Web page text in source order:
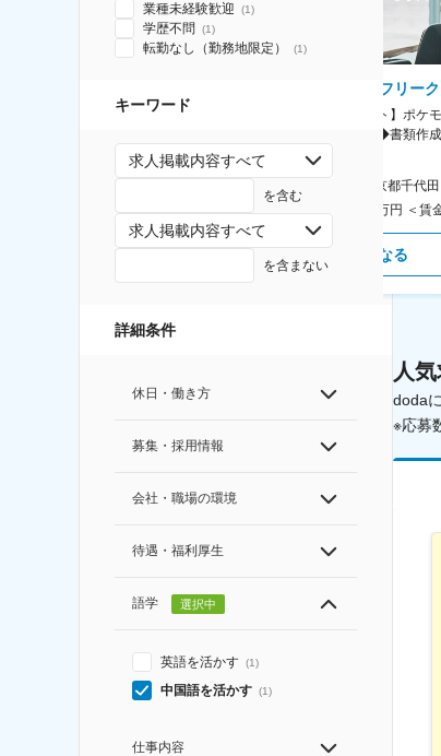
業種未経験歓迎 (1)
学歴不問 (1)
転勤なし（勤務地限定） (1)
キーワード
求人掲載内容すべて
を含む
求人掲載内容すべて
を含まない
詳細条件
休日・働き方
募集・採用情報
会社・職場の環境
待遇・福利厚生
語学 選択中
英語を活かす (1)
中国語を活かす (1)
仕事内容
【横浜※一般職/転勤なし】庶
やDXに向けたシステム利用等～
400万円～550万円 ＜賃金形態＞ 月給制 固定給＋業績給 ＜賃金内訳＞ 月額（基本給）：230,000円～280,000円 ＜月給＞ 230,000円～280,000円 ＜昇給有無＞ 有 ＜残業手当＞ 有 ＜給与補足＞ ※上記はあくまで最低保証額です。実際にはこれまでの経験やスキルを考慮の上、決定します。 年収には残業代は含めておりません。 ■昇給：年1回 ■賞与：年2回 賃金はあくまでも目安の金額であり、選考を通じて上下する可能性があります。 月給(月額)は固定手当を含めた表記です。
気になる
株式会社ゲームフリー
【庶務アシスタント】ポケ
シリーズ開発企業◆書類作成
データ入力など◆年休126日
気になる
人
doda
※応募